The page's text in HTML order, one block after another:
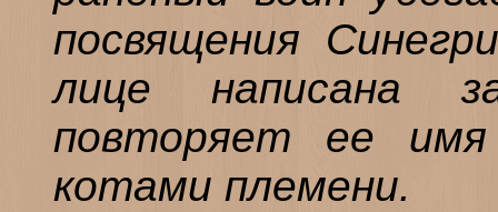
посвящения
лице написана
повторяет ее
котами племени.